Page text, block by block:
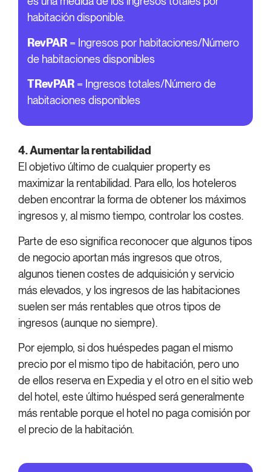
habitación disponible.
RevPAR = Ingresos por habitaciones/Número
de habitaciones disponibles
TRevPAR = Ingresos totales/Número de
habitaciones disponibles
4. Aumentar la rentabilidad
El objetivo último de cualquier property es
maximizar la rentabilidad. Para ello, los hoteleros
deben encontrar la forma de obtener los máximos
ingresos y, al mismo tiempo, controlar los costes.
Parte de eso significa reconocer que algunos tipos
de negocio aportan más ingresos que otros,
algunos tienen costes de adquisición y servicio
más elevados, y los ingresos de las habitaciones
suelen ser más rentables que otros tipos de
ingresos (aunque no siempre).
Por ejemplo, si dos huéspedes pagan el mismo
precio por el mismo tipo de habitación, pero uno
de ellos reserva en Expedia y el otro en el sitio web
del hotel, este último huésped será generalmente
más rentable porque el hotel no paga comisión por
el precio de la habitación.